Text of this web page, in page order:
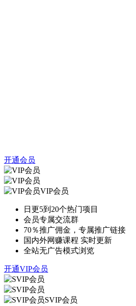
开通会员
VIP会员
日更5到20个热门项目
会员专属交流群
70％推广佣金，专属推广链接
国内外网赚课程 实时更新
全站无广告模式浏览
开通VIP会员
SVIP会员